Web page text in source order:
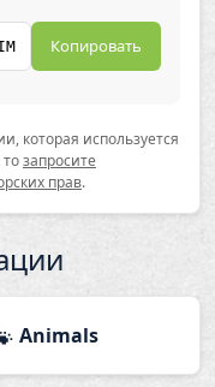
Копировать
которая используется
запросите
прав.
Animals